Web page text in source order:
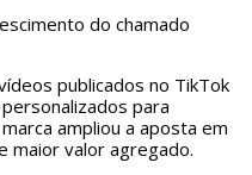
do chamado
publicados no TikTok
para
ampliou a aposta em
maior valor agregado.